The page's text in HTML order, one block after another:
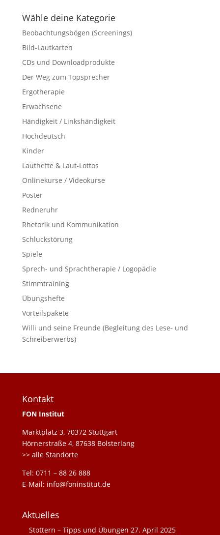
Wähle deine Kategorie
Beobachtungsbögen (Screenings)
Bild-Lautkarten
CDs und Downloadprodukte
Der Weg zum Topsprecher
Ergotherapie
Erwachsene
Händigkeit / Linkshändigkeit
Hochdeutsch
Kinder
Lauthefte & Laut-Lottos
Onlinekurse / Videokurse
Poster
Redneruhr
Rhetorik und Kommunikation
Schluckstörung
Spiele
Sprech- und Sprachtherapie / Logopädie
Stimmtraining
Übungshefte
Vorteilspakete
Willi und seine Freunde (Begleitung des Lese- und
Schreiberwerbs)
Kontakt
FON Institut
Marktplatz 3, 70372 Stuttgart
Hörnerstraße 4, 87638 Bolsterlang
>> alle Standorte
Tel: 0711 – 88 26 888
E-Mail: info@foninstitut.de
Aktuelles
Stottern – Tipps und Übungen 27. April 2025